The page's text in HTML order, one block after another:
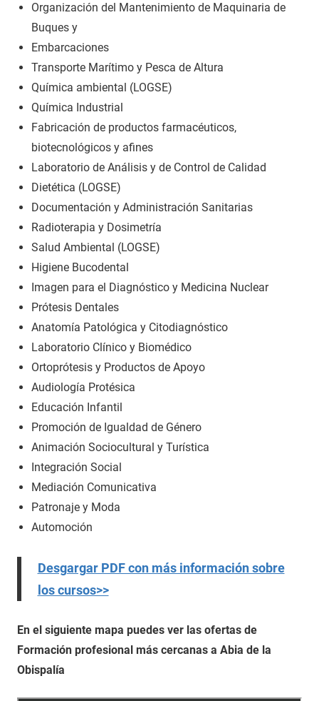
Organización del Mantenimiento de Maquinaria de
Buques y
Embarcaciones
Transporte Marítimo y Pesca de Altura
Química ambiental (LOGSE)
Química Industrial
Fabricación de productos farmacéuticos,
biotecnológicos y afines
Laboratorio de Análisis y de Control de Calidad
Dietética (LOGSE)
Documentación y Administración Sanitarias
Radioterapia y Dosimetría
Salud Ambiental (LOGSE)
Higiene Bucodental
Imagen para el Diagnóstico y Medicina Nuclear
Prótesis Dentales
Anatomía Patológica y Citodiagnóstico
Laboratorio Clínico y Biomédico
Ortoprótesis y Productos de Apoyo
Audiología Protésica
Educación Infantil
Promoción de Igualdad de Género
Animación Sociocultural y Turística
Integración Social
Mediación Comunicativa
Patronaje y Moda
Automoción
Desgargar PDF con más información sobre
los cursos>>
En el siguiente mapa puedes ver las ofertas de
Formación profesional más cercanas a Abia de la
Obispalía